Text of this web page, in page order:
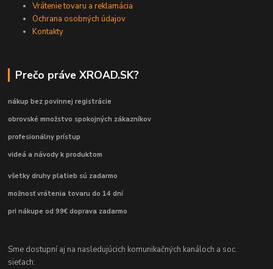
Vrátenie tovaru a reklamácia
Ochrana osobných údajov
Kontakty
Prečo práve XROAD.SK?
nákup bez povinnej registrácie
obrovské množstvo spokojných zákazníkov
profesionálny prístup
videá a návody k produktom
všetky druhy platieb sú zadarmo
možnosť vrátenia tovaru do 14 dní
pri nákupe od 99€ doprava zadarmo
Sme dostupní aj na nasledujúcich komunikačných kanáloch a soc.
sieťach: